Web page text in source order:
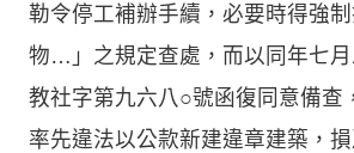
勒令停工補辦手續，必要時得強
物…」之規定查處，而以同年七
教社字第九六八○號函復同意備查
率先違法以公款新建違章建築，